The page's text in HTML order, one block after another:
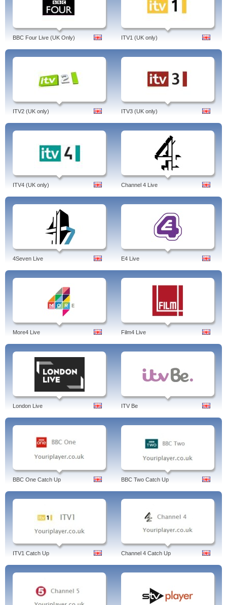
BBC Four Live (UK Only) ITV1 (UK only)
ITV2 (UK only) ITV3 (UK only)
ITV4 (UK only) Channel 4 Live
4Seven Live E4 Live
More4 Live Film4 Live
London Live ITV Be
BBC One Catch Up BBC Two Catch Up
ITV1 Catch Up Channel 4 Catch Up